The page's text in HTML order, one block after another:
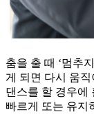
춤을 출 때 ‘멈추
게 되면 다시 움
댄스를 할 경우에
빠르게 또는 유지